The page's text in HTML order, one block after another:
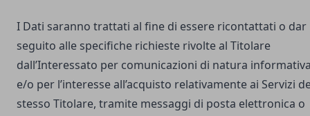
I Dati saranno trattati al fine di essere ricontattati o dar
seguito alle specifiche richieste rivolte al Titolare
dall’Interessato per comunicazioni di natura
e/o per l’interesse all’acquisto relativamente ai Servizi
stesso Titolare, tramite messaggi di posta elettronica o